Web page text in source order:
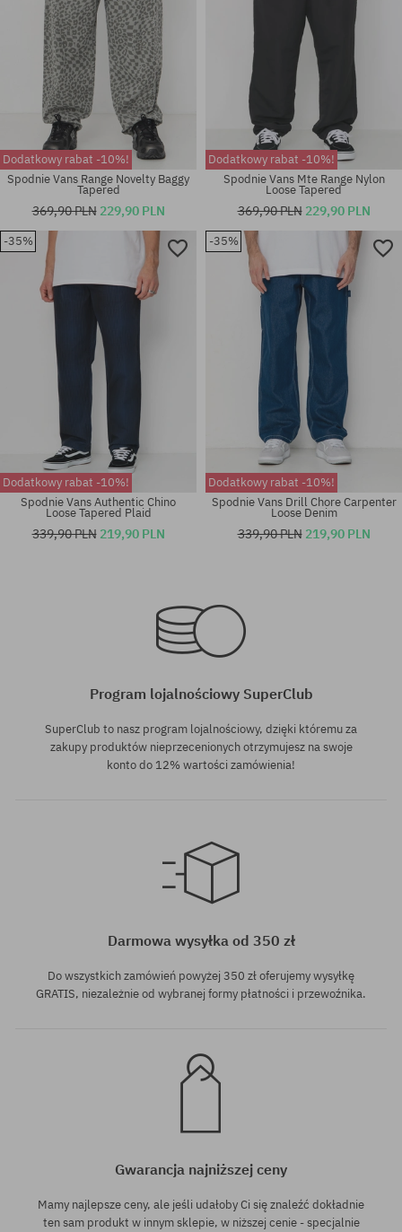
Dostępne rozmiary:
30X32; 31X32; 32X32; 33X32;
34X32; 36X32
Dostępne rozmiary:
30X32; 31X32; 32X32; 33X32;
34X32
Dodatkowy rabat -10%!
Spodnie Vans Range Novelty Baggy
Tapered
369,90 PLN 229,90 PLN
Dodatkowy rabat -10%!
Spodnie Vans Mte Range Nylon
Loose Tapered
369,90 PLN 229,90 PLN
-35%
Dodatkowy rabat -10%!
Spodnie Vans Authentic Chino
Loose Tapered Plaid
339,90 PLN 219,90 PLN
-35%
Dostępne rozmiary:
Dodatkowy rabat -10%!
Spodnie Vans Drill Chore Carpenter
Loose Denim
339,90 PLN 219,90 PLN
Program lojalnościowy SuperClub
SuperClub to nasz program lojalnościowy, dzięki któremu za
zakupy produktów nieprzecenionych otrzymujesz na swoje
konto do 12% wartości zamówienia!
Darmowa wysyłka od 350 zł
Do wszystkich zamówień powyżej 350 zł oferujemy wysyłkę
GRATIS, niezależnie od wybranej formy płatności i przewoźnika.
Gwarancja najniższej ceny
Mamy najlepsze ceny, ale jeśli udałoby Ci się znaleźć dokładnie
ten sam produkt w innym sklepie, w niższej cenie - specjalnie